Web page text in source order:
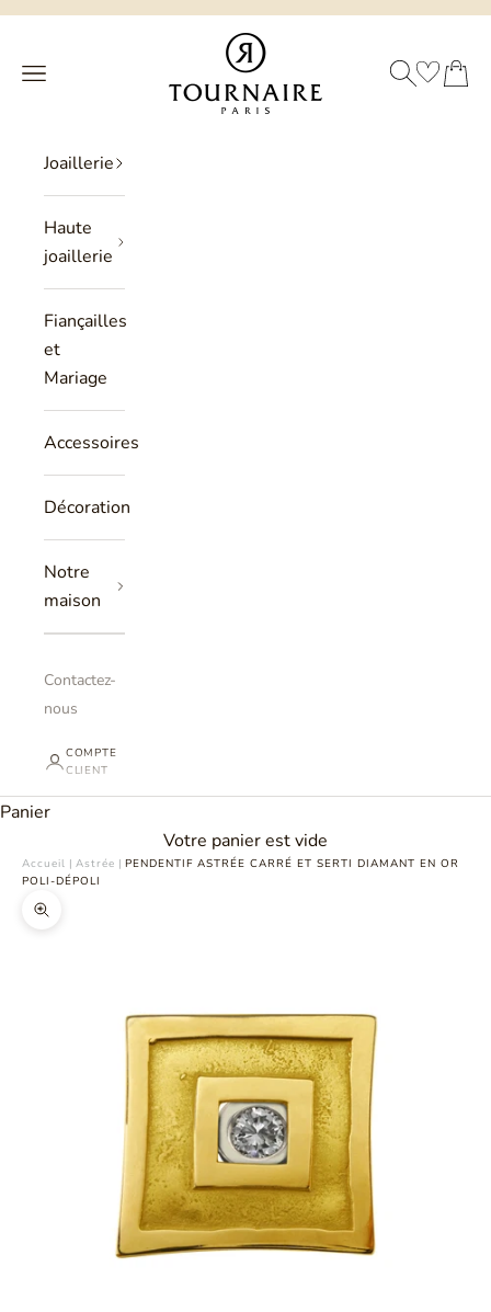
Passer au contenu
Philippe Tournaire
Menu
RECHERCHEPANIER
Joaillerie
Haute
joaillerie
Fiançailles
et
Mariage
Accessoires
Décoration
Notre
maison
Contactez-
nous
COMPTE
CLIENT
Panier
Votre panier est vide
Accueil | Astrée | PENDENTIF ASTRÉE CARRÉ ET SERTI DIAMANT EN OR
POLI-DÉPOLI
Zoomer sur l'image